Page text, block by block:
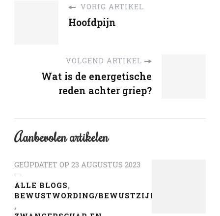
VORIG ARTIKEL
Hoofdpijn
VOLGEND ARTIKEL
Wat is de energetische
reden achter griep?
Aanbevolen artikelen
GEÜPDATET OP 23 AUGUSTUS 2023
ALLE BLOGS
BEWUSTWORDING/BEWUSTZIJN